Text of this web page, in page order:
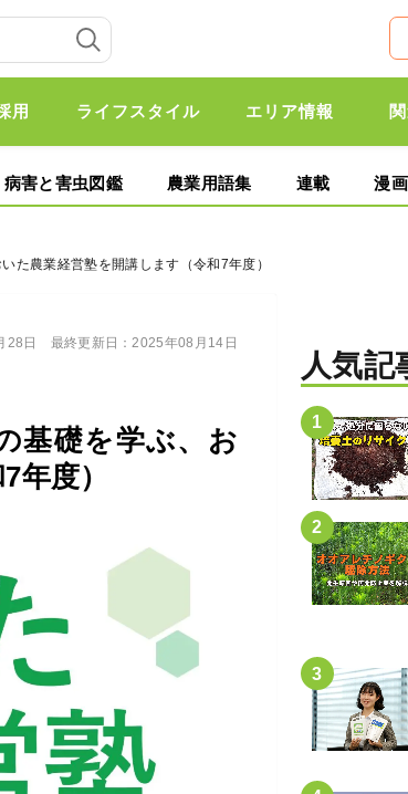
用 ライフスタイル エリア情報
病害と害虫図鑑 農業用語集 連載 漫画
た農業経営塾を開講します（令和7年度）
基礎を学ぶ、お
度）
28日 最終更新日：2025年08月14日
人気記